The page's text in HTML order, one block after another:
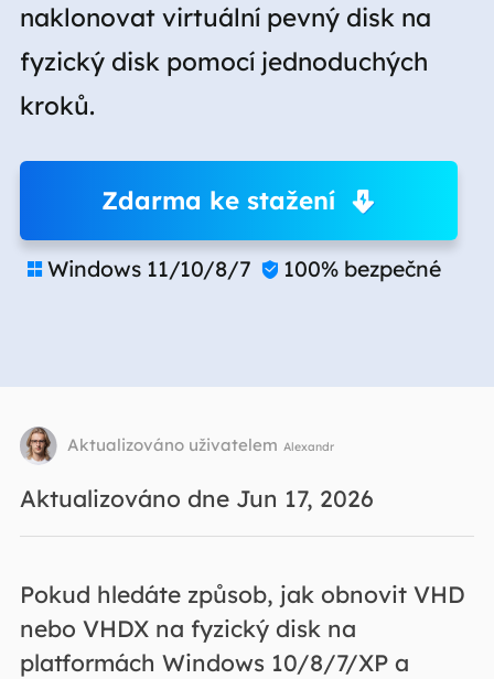
naklonovat virtuální pevný disk na
fyzický disk pomocí jednoduchých
kroků.
Zdarma ke stažení
 Windows 11/10/8/7  100% bezpečné
Aktualizováno uživatelem Alexandr
Aktualizováno dne Jun 17, 2026
Pokud hledáte způsob, jak obnovit VHD
nebo VHDX na fyzický disk na
platformách Windows 10/8/7/XP a